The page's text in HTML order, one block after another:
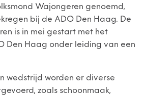
Wajongeren genoemd,
bij de ADO Den Haag. De
is in mei gestart met het
Den Haag onder leiding van een
wedstrijd worden er diverse
zoals schoonmaak,